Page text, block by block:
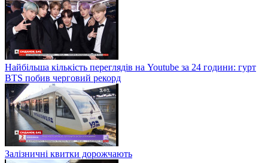
Найбільша кількість переглядів на Youtube за 24 години: гурт
BTS побив черговий рекорд
Залізничні квитки дорожчають